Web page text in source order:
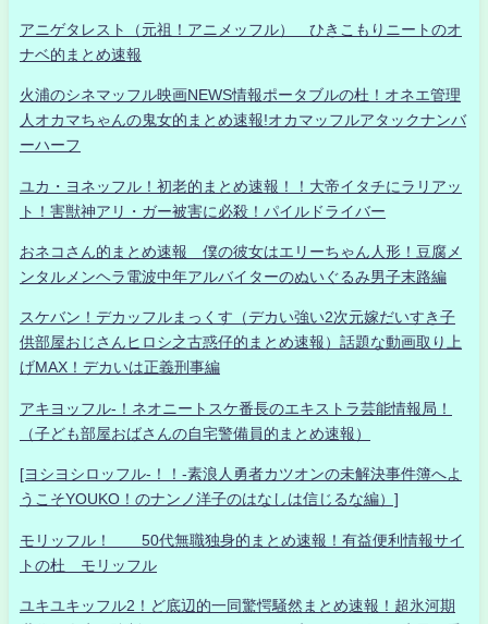
アニゲタレスト（元祖！アニメッフル） ひきこもりニートのオ
ナベ的まとめ速報
火浦のシネマッフル映画NEWS情報ポータブルの杜！オネエ管理
人オカマちゃんの鬼女的まとめ速報!オカマッフルアタックナンバ
ーハーフ
ユカ・ヨネッフル！初老的まとめ速報！！大帝イタチにラリアッ
ト！害獣神アリ・ガー被害に必殺！パイルドライバー
おネコさん的まとめ速報 僕の彼女はエリーちゃん人形！豆腐メ
ンタルメンヘラ電波中年アルバイターのぬいぐるみ男子末路編
スケバン！デカッフルまっくす（デカい強い2次元嫁だいすき子
供部屋おじさんヒロシ之古惑仔的まとめ速報）話題な動画取り上
げMAX！デカいは正義刑事編
アキヨッフル-！ネオニートスケ番長のエキストラ芸能情報局！
（子ども部屋おばさんの自宅警備員的まとめ速報）
[ヨシヨシロッフル-！！-素浪人勇者カツオンの未解決事件簿へよ
うこそYOUKO！のナンノ洋子のはなしは信じるな編）]
モリッフル！ 50代無職独身的まとめ速報！有益便利情報サイ
トの杜 モリッフル
ユキユキッフル2！ど底辺的一同驚愕騒然まとめ速報！超氷河期